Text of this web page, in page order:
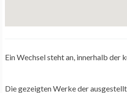
Ein Wechsel steht an, innerhalb der
Die gezeigten Werke der